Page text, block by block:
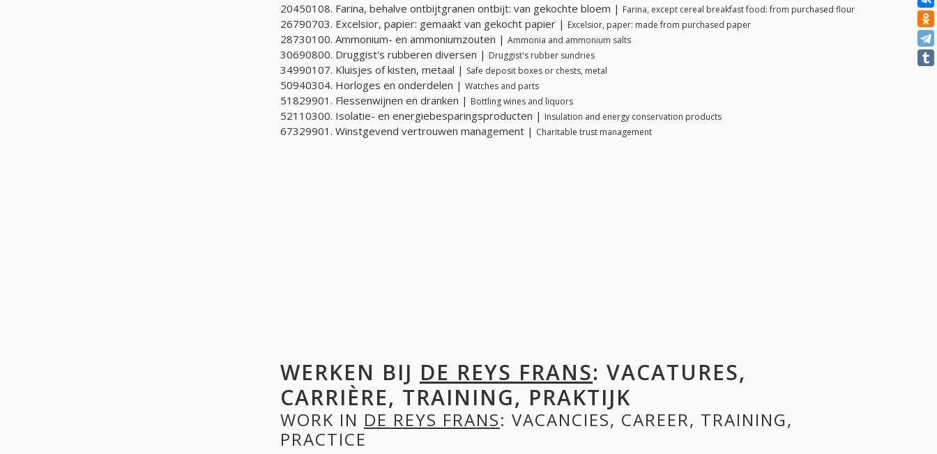
20450108. Farina, behalve ontbijtgranen ontbijt: van gekochte bloem | Farina, except cereal breakfast food: from purchased flour
26790703. Excelsior, papier: gemaakt van gekocht papier | Excelsior, paper: made from purchased paper
28730100. Ammonium- en ammoniumzouten | Ammonia and ammonium salts
30690800. Druggist's rubberen diversen | Druggist's rubber sundries
34990107. Kluisjes of kisten, metaal | Safe deposit boxes or chests, metal
50940304. Horloges en onderdelen | Watches and parts
51829901. Flessenwijnen en dranken | Bottling wines and liquors
52110300. Isolatie- en energiebesparingsproducten | Insulation and energy conservation products
67329901. Winstgevend vertrouwen management | Charitable trust management
WERKEN BIJ DE REYS FRANS: VACATURES,
CARRIÈRE, TRAINING, PRAKTIJK
WORK IN DE REYS FRANS: VACANCIES, CAREER, TRAINING,
PRACTICE